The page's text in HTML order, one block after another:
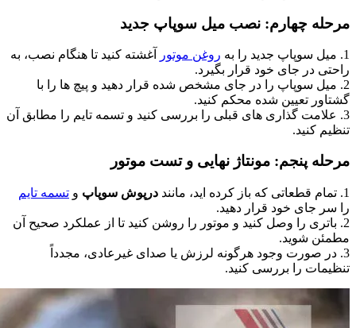
مرحله چهارم: نصب میل سوپاپ جدید
1. میل سوپاپ جدید را به روغن موتور
آغشته کنید تا هنگام نصب، به
راحتی در جای خود قرار بگیرد.
2. میل سوپاپ را در جای مشخص شده قرار دهید و پیچ ها را با
گشتاور تعیین شده محکم کنید.
3. علامت گذاری های قبلی را بررسی کنید و تسمه تایم را مطابق آن
تنظیم کنید.
مرحله پنجم: مونتاژ نهایی و تست موتور
1. تمام قطعاتی که باز کرده اید، مانند درپوش سوپاپ و تسمه تایم
را سر جای خود قرار دهید.
2. باتری را وصل کنید و موتور را روشن کنید تا از عملکرد صحیح آن
مطمئن شوید.
3. در صورت وجود هرگونه لرزش یا صدای غیرعادی، مجدداً
تنظیمات را بررسی کنید.